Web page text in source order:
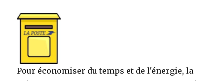
Pour économiser du temps et de l'énergie, la